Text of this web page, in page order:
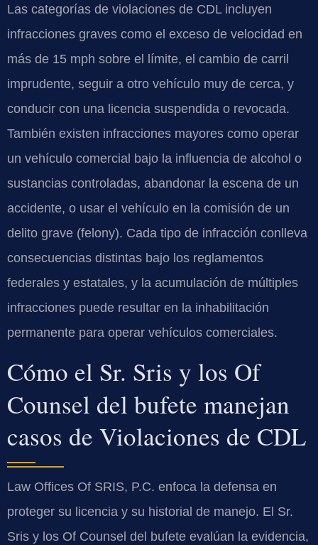
Las categorías de violaciones de CDL incluyen
infracciones graves como el exceso de velocidad en
más de 15 mph sobre el límite, el cambio de carril
imprudente, seguir a otro vehículo muy de cerca, y
conducir con una licencia suspendida o revocada.
También existen infracciones mayores como operar
un vehículo comercial bajo la influencia de alcohol o
sustancias controladas, abandonar la escena de un
accidente, o usar el vehículo en la comisión de un
delito grave (felony). Cada tipo de infracción conlleva
consecuencias distintas bajo los reglamentos
federales y estatales, y la acumulación de múltiples
infracciones puede resultar en la inhabilitación
permanente para operar vehículos comerciales.
Cómo el Sr. Sris y los Of
Counsel del bufete manejan
casos de Violaciones de CDL
Law Offices Of SRIS, P.C. enfoca la defensa en
proteger su licencia y su historial de manejo. El Sr.
Sris y los Of Counsel del bufete evalúan la evidencia,